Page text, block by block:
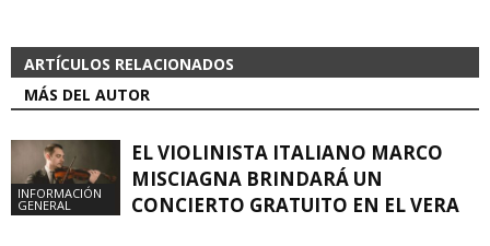
ARTÍCULOS RELACIONADOS
MÁS DEL AUTOR
INFORMACIÓN
GENERAL
EL VIOLINISTA ITALIANO MARCO
MISCIAGNA BRINDARÁ UN
CONCIERTO GRATUITO EN EL VERA